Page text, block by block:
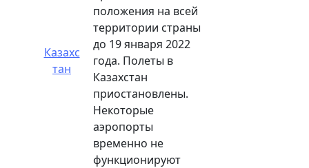
Казахс
тан
положения на всей
территории страны
до 19 января 2022
года. Полеты в
Казахстан
приостановлены.
Некоторые
аэропорты
временно не
функционируют